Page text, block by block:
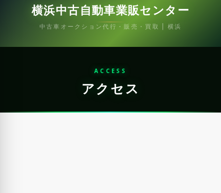
横浜中古自動車業販センター
中古車オークション代行・販売・買取 | 横浜
ACCESS
アクセス